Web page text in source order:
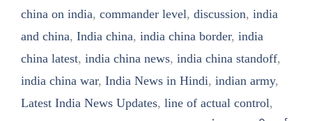
china on india, commander level, discussion, india
and china, India china, india china border, india
china latest, india china news, india china standoff,
india china war, India News in Hindi, indian army,
Latest India News Updates, line of actual control,